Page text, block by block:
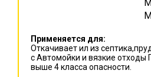
Применяется для:
Откачивает ил из
с Автомойки и вязкие отходы
выше 4 класса опасности.